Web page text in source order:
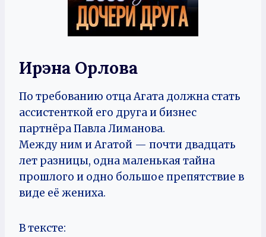
Ирэна Орлова
По требованию отца Агата должна стать
ассистенткой его друга и бизнес
партнёра Павла Лиманова.
Между ним и Агатой — почти двадцать
лет разницы, одна маленькая тайна
прошлого и одно большое препятствие в
виде её жениха.
В тексте: